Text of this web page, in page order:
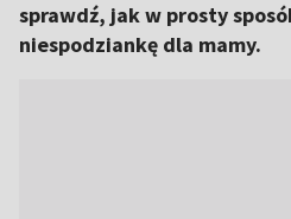
sprawdź, jak w prosty
niespodziankę dla mamy.